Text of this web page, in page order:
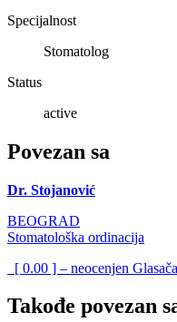
Specijalnost
Stomatolog
Status
active
Povezan sa
Dr. Stojanović
BEOGRAD
Stomatološka ordinacija
[ 0.00 ] – neocenjen Glasača
Takođe povezan